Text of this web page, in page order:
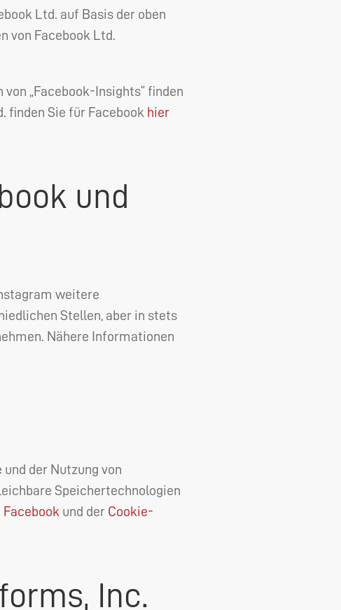
Ltd. auf Basis der oben
von Facebook Ltd.
„Facebook-Insights“ finden
finden Sie für Facebook hier
und
weitere
Stellen, aber in stets
Nähere Informationen
der Nutzung von
Speichertechnologien
und der Cookie-
Inc.